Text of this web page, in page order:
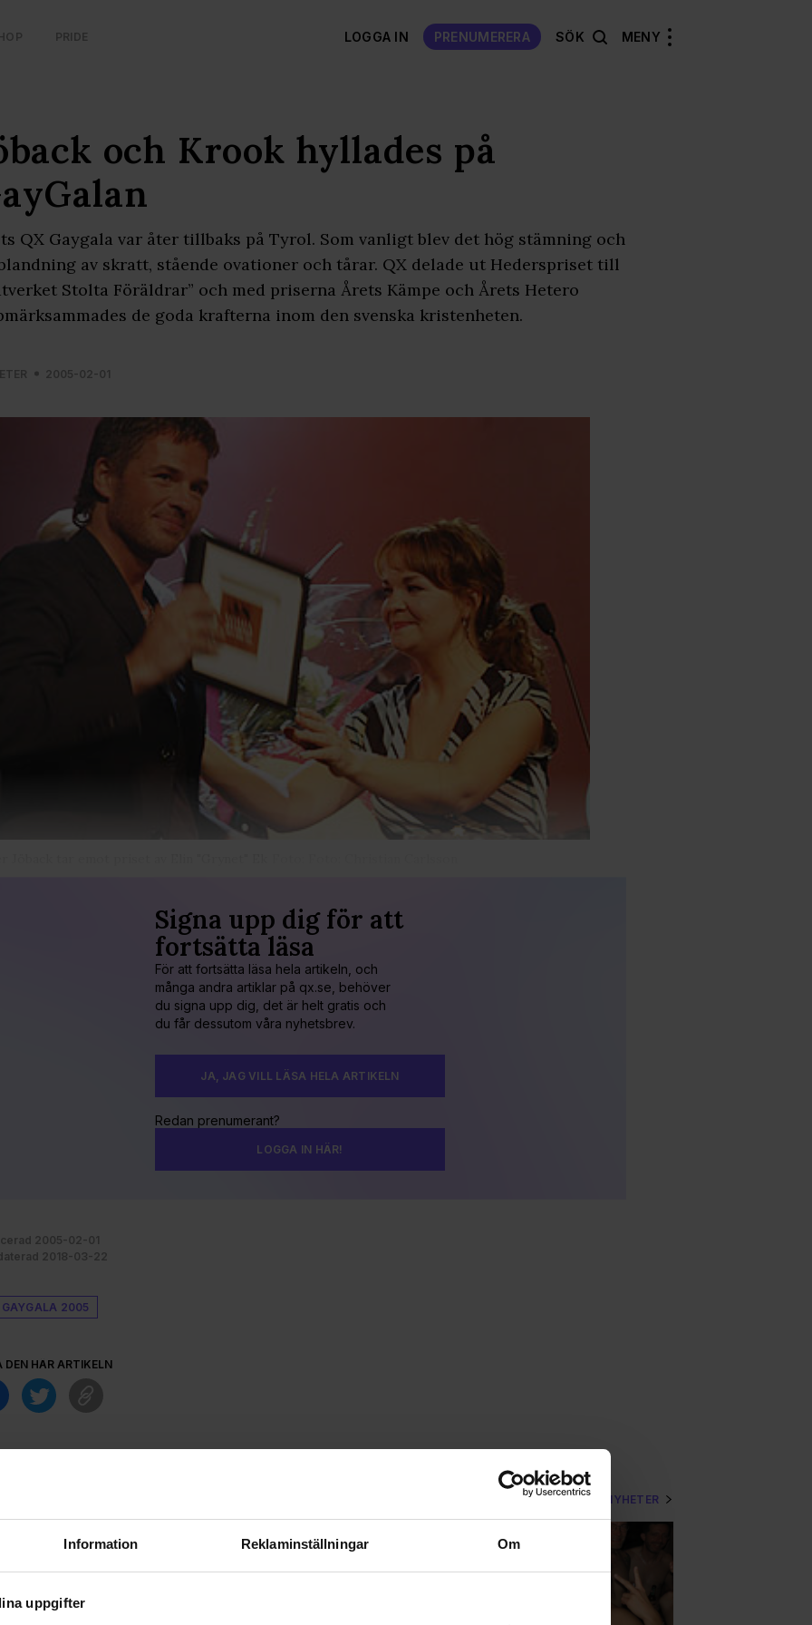
Information Reklaminställningar Om
uppgifter
PRIDE LOGGA IN PRENUMERERA SÖK MENY
och Krook hyllades på
QX Gaygala var åter tillbaks på Tyrol. Som vanligt blev det hög stämning och
av skratt, stående ovationer och tårar. QX delade ut Hederspriset till
Stolta Föräldrar” och med priserna Årets Kämpe och Årets Hetero
de goda krafterna inom den svenska kristenheten.
2005-02-01
Signa upp dig för att
fortsätta läsa
För att fortsätta läsa hela artikeln, och
många andra artiklar på qx.se, behöver
du signa upp dig, det är helt gratis och
du får dessutom våra nyhetsbrev.
JA, JAG VILL LÄSA HELA ARTIKELN
Redan prenumerant?
LOGGA IN HÄR!
2005-02-01
2018-03-22
2005
DEN HÄR ARTIKELN
VISA MER NYHETER